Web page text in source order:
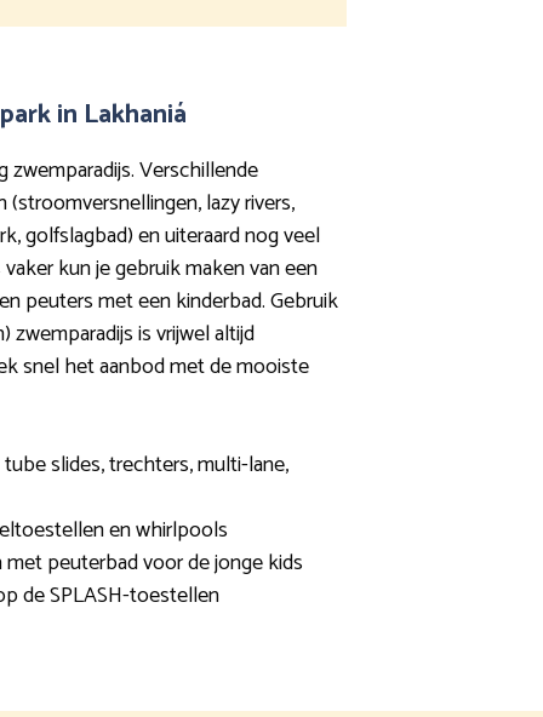
in Lakhaniá
zwemparadijs. Verschillende
lazy rivers,
golfslagbad) en uiteraard nog veel
kun je gebruik maken van een
peuters met een kinderbad. Gebruik
zwemparadijs is vrijwel altijd
snel het aanbod met de mooiste
slides, trechters, multi-lane,
en whirlpools
peuterbad voor de jonge kids
de SPLASH-toestellen